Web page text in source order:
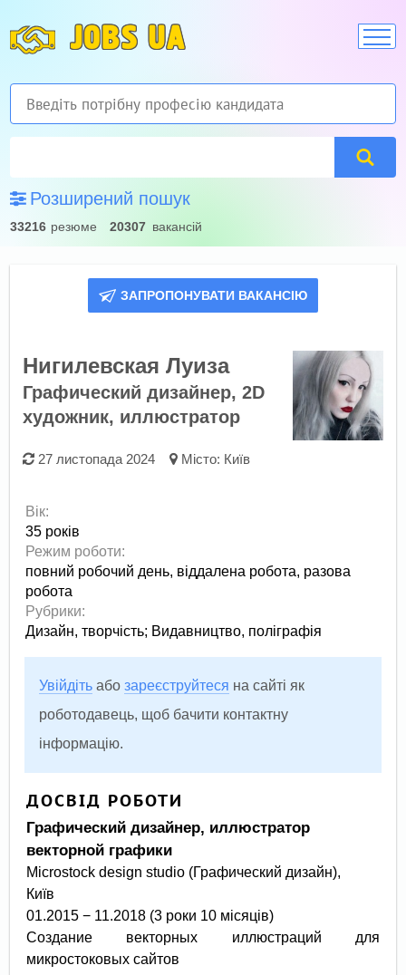
JOBS UA
Розширений пошук
33216 резюме 20307 вакансій
ЗАПРОПОНУВАТИ ВАКАНСІЮ
Нигилевская Луиза
Графический дизайнер, 2D
художник, иллюстратор
27 листопада 2024 Місто: Київ
Вік:
35 років
Режим роботи:
повний робочий день, віддалена робота, разова
робота
Рубрики:
Дизайн, творчість; Видавництво, поліграфія
Увійдіть абозареєструйтеся на сайті як
роботодавець, щоб бачити контактну
інформацію.
ДОСВІД РОБОТИ
Графический дизайнер, иллюстратор
векторной графики
Microstock design studio (Графический дизайн),
Київ
01.2015 − 11.2018 (3 роки 10 місяців)
Создание векторных иллюстраций для
микростоковых сайтов